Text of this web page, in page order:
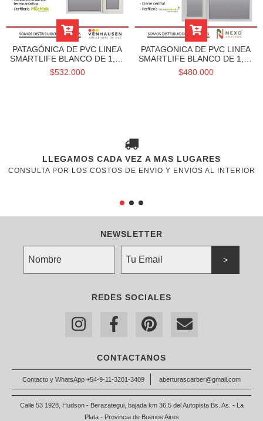
PATAGÓNICA DE PVC LINEA
SMARTLIFE BLANCO DE 1,50
X 0,90 DVH Y
CONTRAMARCOS -
$532.000
PATAGONICA DE PVC LINEA
SMARTLIFE BLANCO DE 1,20
X 0,90 DVH Y
CONTRAMARCOS
$480.000
LLEGAMOS CADA VEZ A MAS LUGARES
CONSULTA POR LOS COSTOS DE ENVIO Y ENVIOS AL INTERIOR
NEWSLETTER
REDES SOCIALES
CONTACTANOS
Contacto y WhatsApp +54-9-11-3201-3409 aberturascarber@gmail.com
Calle 53 1928, Hudson - Berazategui, bajada km 36,5 del Autopista Bs. As. - La
Plata - Provincia de Buenos Aires